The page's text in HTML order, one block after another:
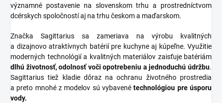
významné postavenie na slovenskom trhu a prostredníctvom
dcérskych spoločností aj na trhu českom a maďarskom.
Značka Sagittarius sa zameriava na výrobu kvalitných
a dizajnovo atraktívnych batérií pre kuchyne aj kúpeľne. Využitie
moderných technológií a kvalitných materiálov zaisťuje batériám
dlhú životnosť, odolnosť voči opotrebeniu a jednoduchú údržbu.
Sagittarius tiež kladie dôraz na ochranu životného prostredia
a preto mnohé z modelov sú vybavenétechnológiou pre úsporu
vody.